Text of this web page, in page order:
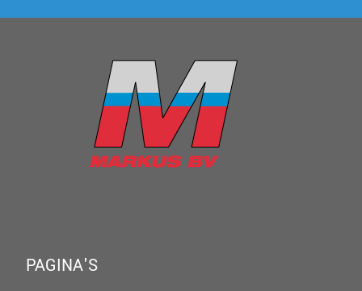
PAGINA'S